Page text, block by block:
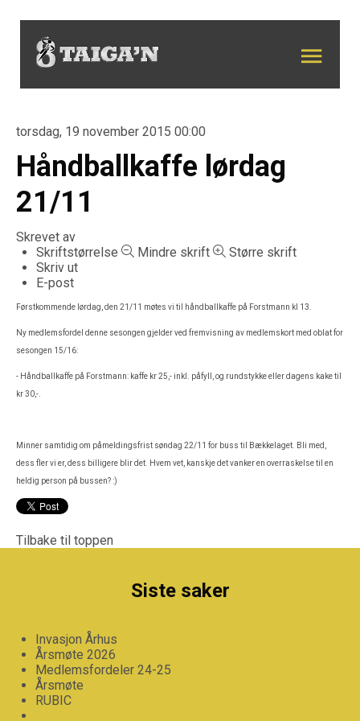
torsdag, 19 november 2015 00:00
Håndballkaffe lørdag
21/11
Skrevet av
Skriftstørrelse
Mindre skrift
Større skrift
Skriv ut
E-post
Førstkommende lørdag, den 21/11 møtes vi til håndballkaffe på Forstmann kl 13.
Ny medlemsfordel denne sesongen gjelder ved fremvisning av medlemskort med oblat for
sesongen 15/16:
- Håndballkaffe på Forstmann: kaffe kr 25,- inkl. påfyll, og rundstykke eller dagens kake til
kr 30,-.
Minner samtidig om påmeldingsfrist søndag 22/11 for buss til Bækkelaget. Bli med,
dess fler vi er, dess billigere blir det. Hvem vet, kanskje det vanker en overraskelse til en
heldig person på bussen? :)
Tilbake til toppen
Siste saker
Invasjon Århus
Årsmøte 2026
Medlemsfordeler 24-25
Årsmøte
RUBIC